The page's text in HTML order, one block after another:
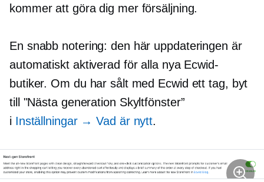
kommer att göra dig mer försäljning.
En snabb notering: den här uppdateringen är
automatiskt aktiverad för alla nya Ecwid-
butiker. Om du har sålt med Ecwid ett tag, byt
till "Nästa generation Skyltfönster”
i Inställningar → Vad är nytt.